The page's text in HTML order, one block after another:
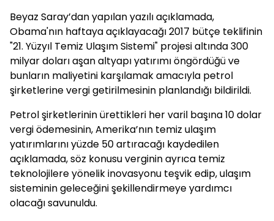
Beyaz Saray’dan yapılan yazılı açıklamada,
Obama'nın haftaya açıklayacağı 2017 bütçe teklifinin
"21. Yüzyıl Temiz Ulaşım Sistemi" projesi altında 300
milyar doları aşan altyapı yatırımı öngördüğü ve
bunların maliyetini karşılamak amacıyla petrol
şirketlerine vergi getirilmesinin planlandığı bildirildi.
Petrol şirketlerinin ürettikleri her varil başına 10 dolar
vergi ödemesinin, Amerika’nın temiz ulaşım
yatırımlarını yüzde 50 artıracağı kaydedilen
açıklamada, söz konusu verginin ayrıca temiz
teknolojilere yönelik inovasyonu teşvik edip, ulaşım
sisteminin geleceğini şekillendirmeye yardımcı
olacağı savunuldu.